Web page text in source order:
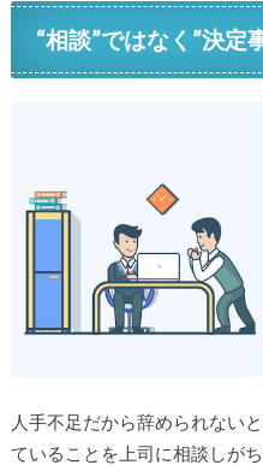
“相談”ではなく”決定
人手不足だから辞められない
ていることを上司に相談しがち